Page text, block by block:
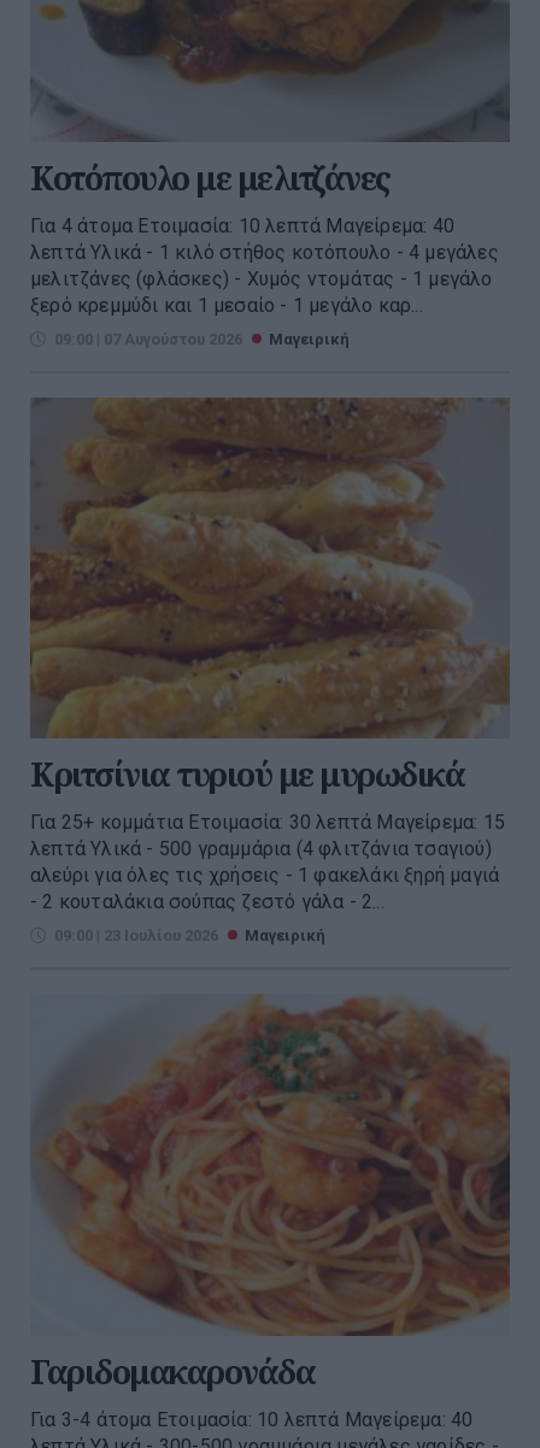
Κοτόπουλο με μελιτζάνες
Για 4 άτομα Ετοιμασία: 10 λεπτά Μαγείρεμα: 40
λεπτά Υλικά - 1 κιλό στήθος κοτόπουλο - 4 μεγάλες
μελιτζάνες (φλάσκες) - Χυμός ντομάτας - 1 μεγάλο
ξερό κρεμμύδι και 1 μεσαίο - 1 μεγάλο καρ...
09:00 | 07 Αυγούστου 2026 Μαγειρική
Κριτσίνια τυριού με μυρωδικά
Για 25+ κομμάτια Ετοιμασία: 30 λεπτά Μαγείρεμα: 15
λεπτά Υλικά - 500 γραμμάρια (4 φλιτζάνια τσαγιού)
αλεύρι για όλες τις χρήσεις - 1 φακελάκι ξηρή μαγιά
- 2 κουταλάκια σούπας ζεστό γάλα - 2...
09:00 | 23 Ιουλίου 2026 Μαγειρική
Γαριδομακαρονάδα
Για 3-4 άτομα Ετοιμασία: 10 λεπτά Μαγείρεμα: 40